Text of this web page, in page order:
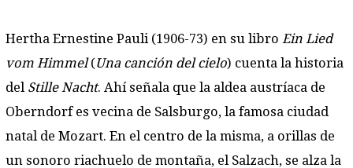
Hertha Ernestine Pauli (1906-73) en su libro Ein Lied
vom Himmel(Una canción del cielo) cuenta la historia
del Stille Nacht. Ahí señala que la aldea austríaca de
Oberndorf es vecina de Salsburgo, la famosa ciudad
natal de Mozart. En el centro de la misma, a orillas de
un sonoro riachuelo de montaña, el Salzach, se alza la